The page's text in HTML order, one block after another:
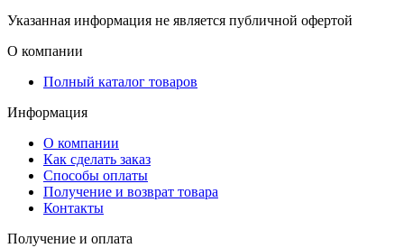
Указанная информация не является публичной офертой
О компании
Полный каталог товаров
Информация
О компании
Как сделать заказ
Способы оплаты
Получение и возврат товара
Контакты
Получение и оплата